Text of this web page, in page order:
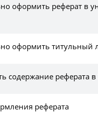
оформить реферат в
оформить титульный
содержание реферата в
реферата